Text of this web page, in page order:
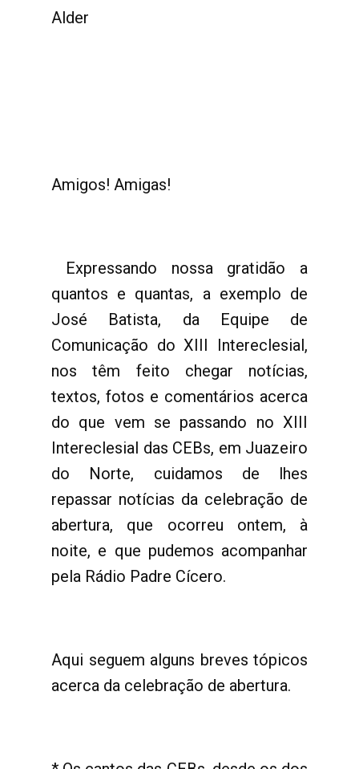
Alder
Amigos! Amigas!
Expressando nossa gratidão a
quantos e quantas, a exemplo de
José Batista, da Equipe de
Comunicação do XIII Intereclesial,
nos têm feito chegar notícias,
textos, fotos e comentários acerca
do que vem se passando no XIII
Intereclesial das CEBs, em Juazeiro
do Norte, cuidamos de lhes
repassar notícias da celebração de
abertura, que ocorreu ontem, à
noite, e que pudemos acompanhar
pela Rádio Padre Cícero.
Aqui seguem alguns breves tópicos
acerca da celebração de abertura.